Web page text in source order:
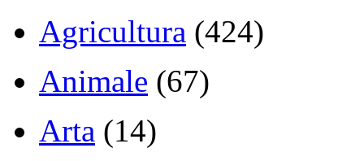
Agricultura (424)
Animale (67)
Arta (14)